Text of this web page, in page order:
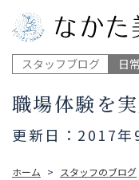
スタッフブログ 日
職場体験を
更新日：2017年
ホーム スタッフのブログ